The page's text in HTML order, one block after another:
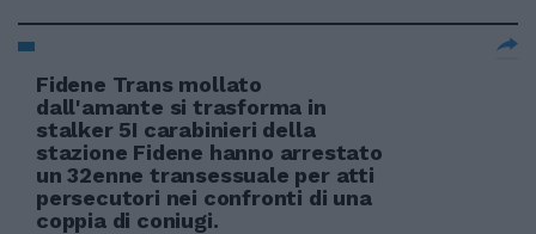
Fidene Trans mollato
dall'amante si trasforma in
stalker 5I carabinieri della
stazione Fidene hanno arrestato
un 32enne transessuale per atti
persecutori nei confronti di una
coppia di coniugi.